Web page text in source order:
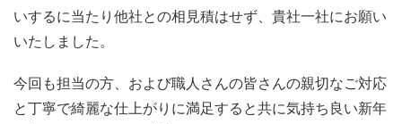
いするに当たり他社との相見積はせず、貴社一社にお願い
いたしました。
今回も担当の方、および職人さんの皆さんの親切なご対応
と丁寧で綺麗な仕上がりに満足すると共に気持ち良い新年